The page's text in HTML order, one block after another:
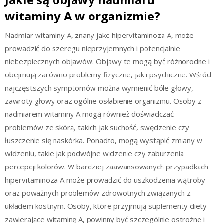
witaminy A w organizmie?
Nadmiar witaminy A, znany jako hipervitaminoza A, może
prowadzić do szeregu nieprzyjemnych i potencjalnie
niebezpiecznych objawów. Objawy te mogą być różnorodne i
obejmują zarówno problemy fizyczne, jak i psychiczne. Wśród
najczęstszych symptomów można wymienić bóle głowy,
zawroty głowy oraz ogólne osłabienie organizmu. Osoby z
nadmiarem witaminy A mogą również doświadczać
problemów ze skórą, takich jak suchość, swędzenie czy
łuszczenie się naskórka. Ponadto, mogą wystąpić zmiany w
widzeniu, takie jak podwójne widzenie czy zaburzenia
percepcji kolorów. W bardziej zaawansowanych przypadkach
hipervitaminoza A może prowadzić do uszkodzenia wątroby
oraz poważnych problemów zdrowotnych związanych z
układem kostnym. Osoby, które przyjmują suplementy diety
zawierające witaminę A, powinny być szczególnie ostrożne i